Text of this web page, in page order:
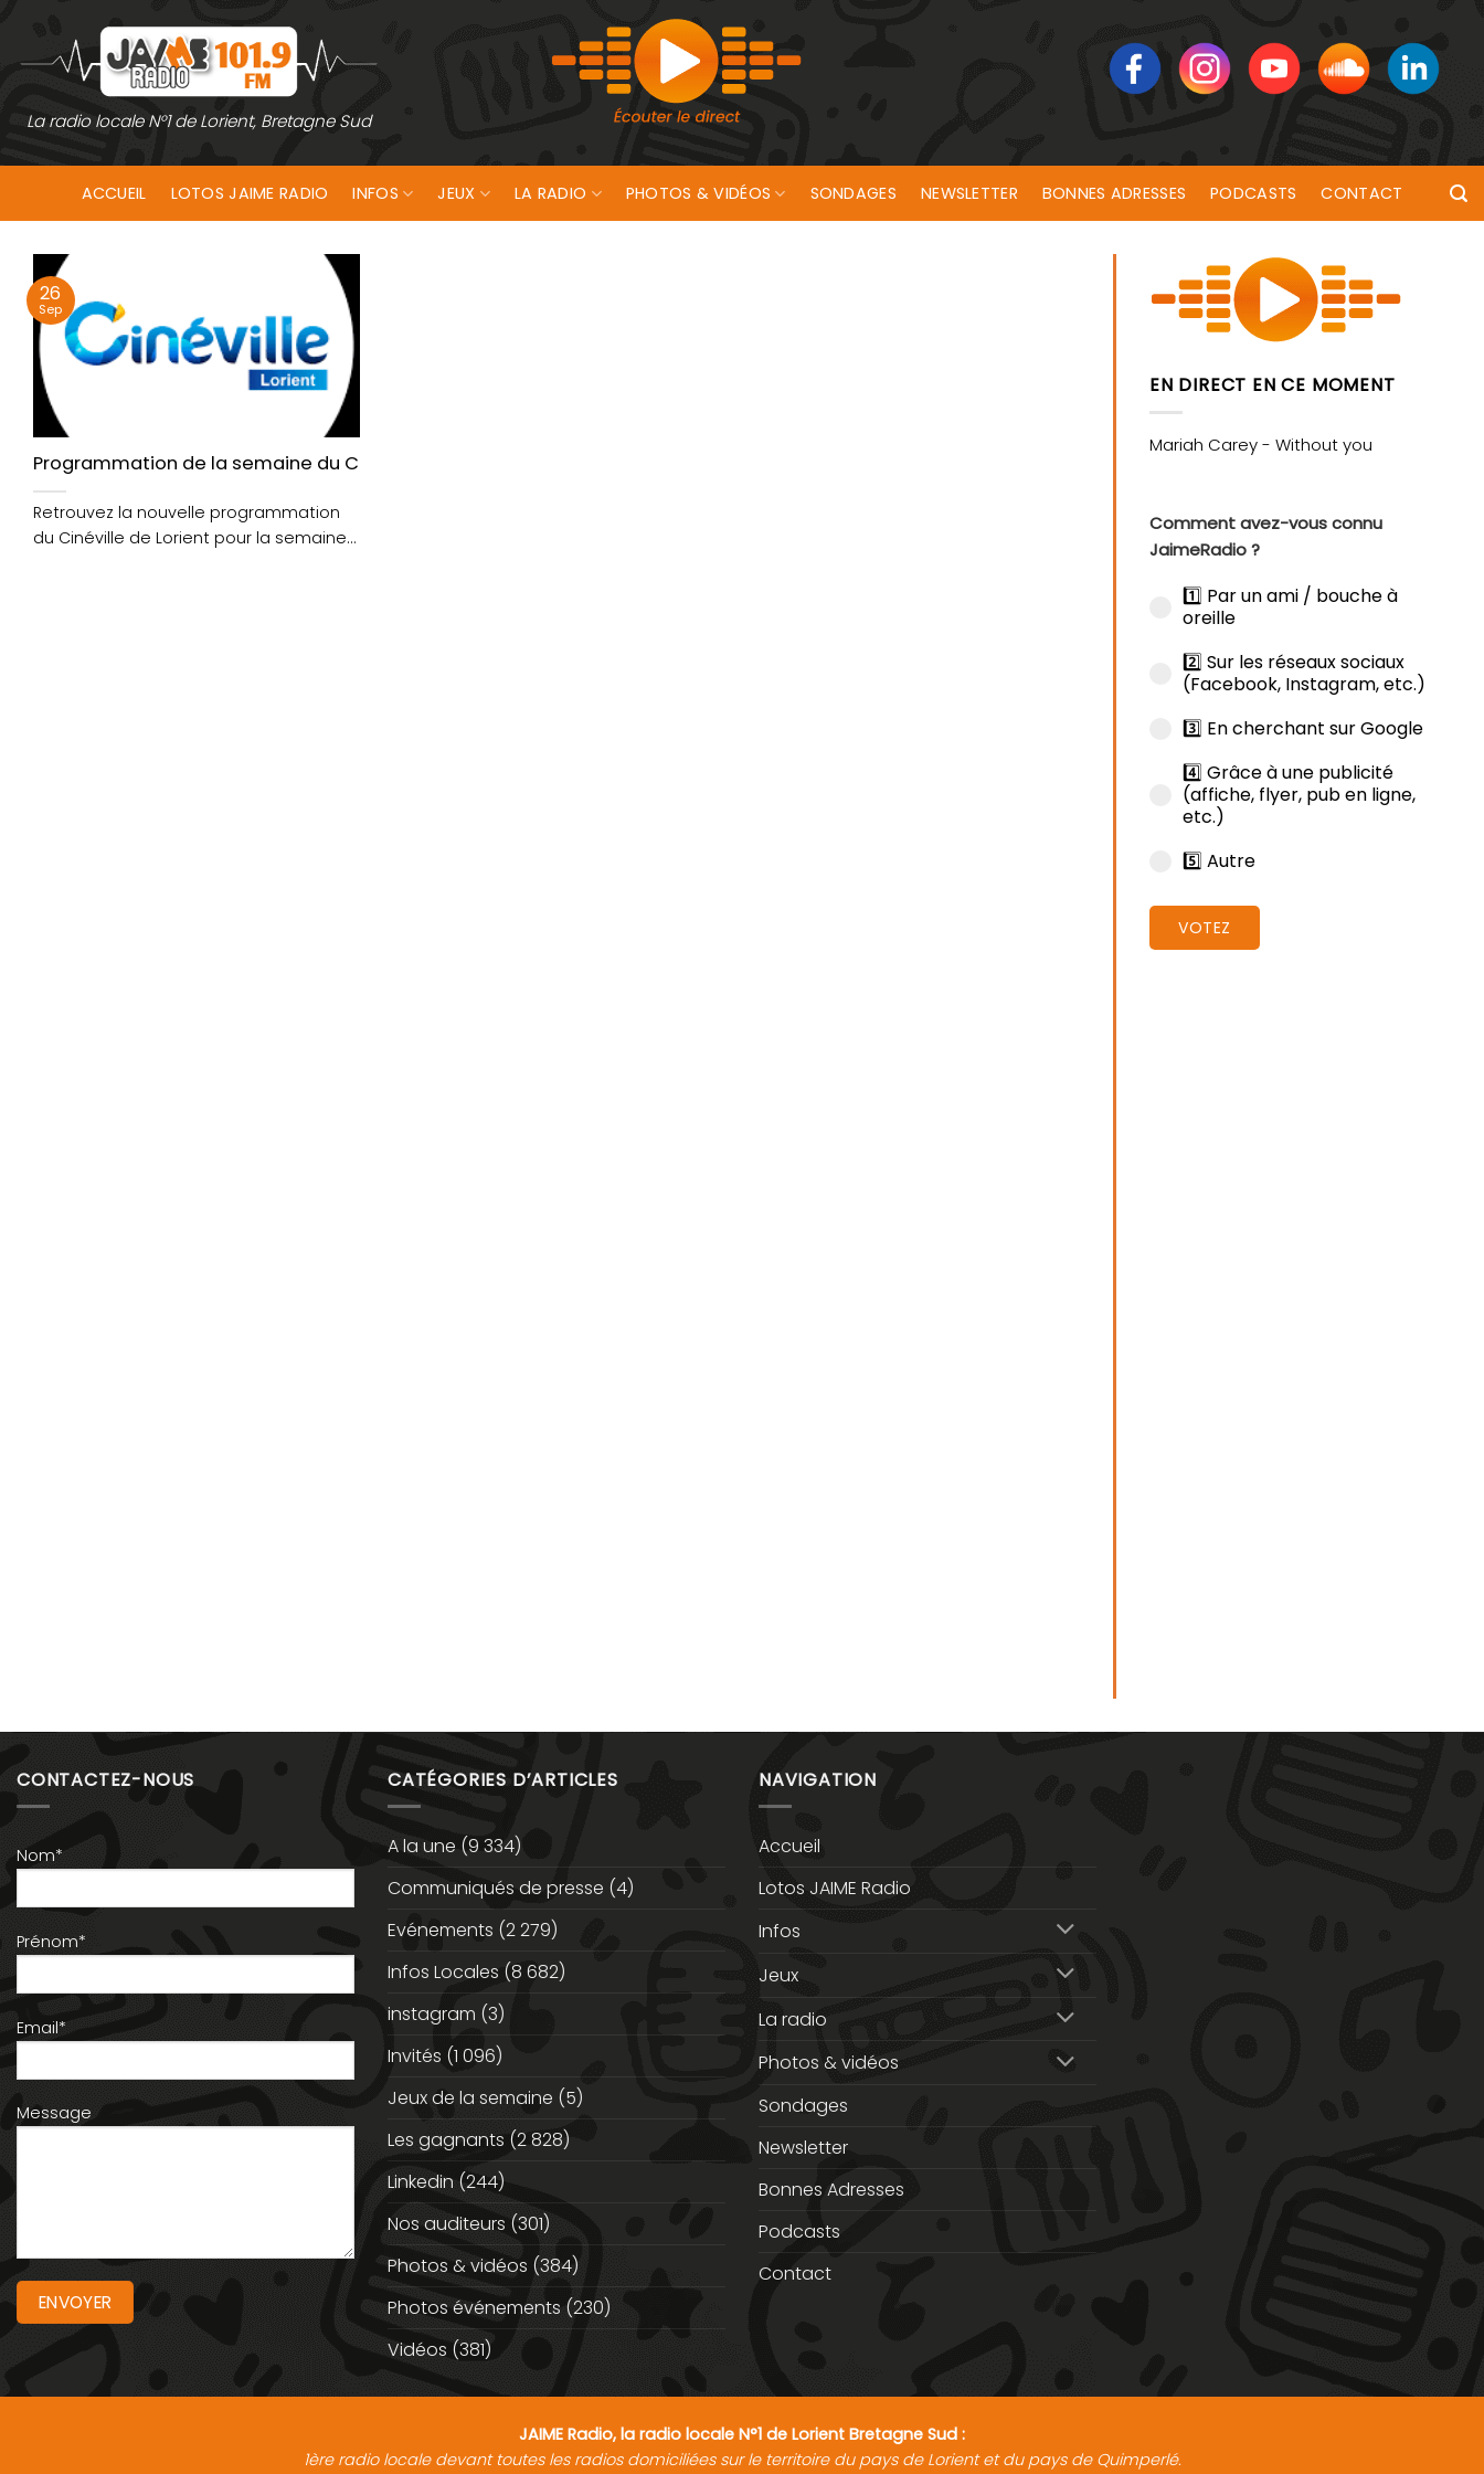
contenu
La radio locale N°1 de Lorient, Bretagne Sud
ACCUEIL LOTOS JAIME RADIO INFOS JEUX LA RADIO PHOTOS & VIDÉOS SONDAGES NEWSLETTER BONNES ADRESSES PODCASTS CONTACT
Programmation de la semaine du Cinéville de Lorient
Retrouvez la nouvelle programmation
du Cinéville de Lorient pour la semaine
26
Sep
EN DIRECT EN CE MOMENT
Comment avez-vous connu
JaimeRadio ?
1️⃣ Par un ami / bouche à
oreille
2️⃣ Sur les réseaux sociaux
(Facebook, Instagram, etc.)
3️⃣ En cherchant sur Google
4️⃣ Grâce à une publicité
(affiche, flyer, pub en ligne,
etc.)
5️⃣ Autre
VOTEZ
CONTACTEZ-NOUS
Nom*
Prénom*
Email*
Message
CATÉGORIES D’ARTICLES
A la une (9 334)
Communiqués de presse (4)
Evénements (2 279)
Infos Locales (8 682)
instagram (3)
Invités (1 096)
Jeux de la semaine (5)
Les gagnants (2 828)
Linkedin (244)
Nos auditeurs (301)
Photos & vidéos (384)
Photos événements (230)
Vidéos (381)
NAVIGATION
Accueil
Lotos JAIME Radio
Infos
Jeux
La radio
Photos & vidéos
Sondages
Newsletter
Bonnes Adresses
Podcasts
Contact
JAIME Radio, la radio locale N°1 de Lorient Bretagne Sud :
1ère radio locale devant toutes les radios domiciliées sur le territoire du pays de Lorient et du pays de Quimperlé.